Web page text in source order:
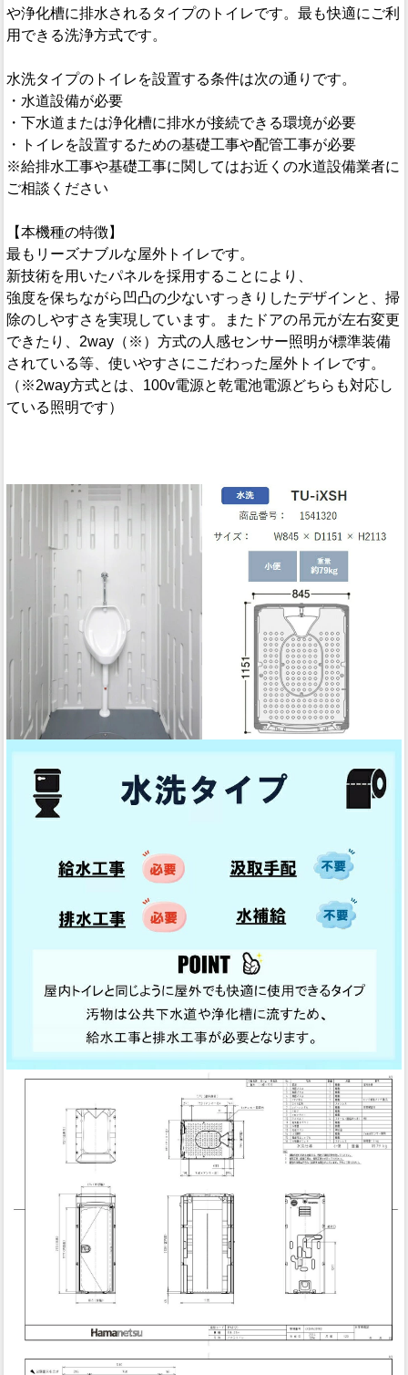
や浄化槽に排水されるタイプのトイレです。最も快適にご利
用できる洗浄方式です。
水洗タイプのトイレを設置する条件は次の通りです。
・水道設備が必要
・下水道または浄化槽に排水が接続できる環境が必要
・トイレを設置するための基礎工事や配管工事が必要
※給排水工事や基礎工事に関してはお近くの水道設備業者に
ご相談ください
【本機種の特徴】
最もリーズナブルな屋外トイレです。
新技術を用いたパネルを採用することにより、
強度を保ちながら凹凸の少ないすっきりしたデザインと、掃
除のしやすさを実現しています。またドアの吊元が左右変更
できたり、2way（※）方式の人感センサー照明が標準装備
されている等、使いやすさにこだわった屋外トイレです。
（※2way方式とは、100v電源と乾電池電源どちらも対応し
ている照明です）